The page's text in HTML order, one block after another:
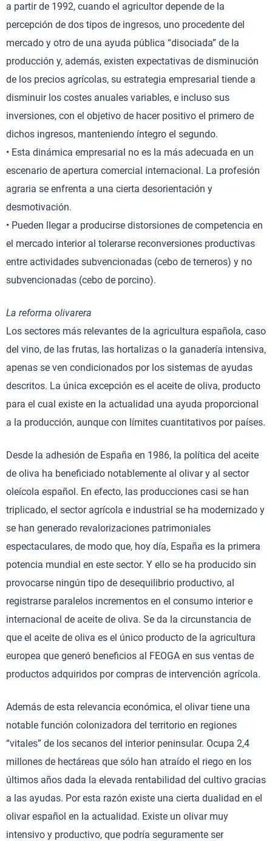
a partir de 1992, cuando el agricultor depende de la
percepción de dos tipos de ingresos, uno procedente del
mercado y otro de una ayuda pública “disociada” de la
producción y, además, existen expectativas de disminución
de los precios agrícolas, su estrategia empresarial tiende a
disminuir los costes anuales variables, e incluso sus
inversiones, con el objetivo de hacer positivo el primero de
dichos ingresos, manteniendo íntegro el segundo.
• Esta dinámica empresarial no es la más adecuada en un
escenario de apertura comercial internacional. La profesión
agraria se enfrenta a una cierta desorientación y
desmotivación.
• Pueden llegar a producirse distorsiones de competencia en
el mercado interior al tolerarse reconversiones productivas
entre actividades subvencionadas (cebo de terneros) y no
subvencionadas (cebo de porcino).
La reforma olivarera
Los sectores más relevantes de la agricultura española, caso
del vino, de las frutas, las hortalizas o la ganadería intensiva,
apenas se ven condicionados por los sistemas de ayudas
descritos. La única excepción es el aceite de oliva, producto
para el cual existe en la actualidad una ayuda proporcional
a la producción, aunque con límites cuantitativos por países.
Desde la adhesión de España en 1986, la política del aceite
de oliva ha beneficiado notablemente al olivar y al sector
oleícola español. En efecto, las producciones casi se han
triplicado, el sector agrícola e industrial se ha modernizado y
se han generado revalorizaciones patrimoniales
espectaculares, de modo que, hoy día, España es la primera
potencia mundial en este sector. Y ello se ha producido sin
provocarse ningún tipo de desequilibrio productivo, al
registrarse paralelos incrementos en el consumo interior e
internacional de aceite de oliva. Se da la circunstancia de
que el aceite de oliva es el único producto de la agricultura
europea que generó beneficios al FEOGA en sus ventas de
productos adquiridos por compras de intervención agrícola.
Además de esta relevancia económica, el olivar tiene una
notable función colonizadora del territorio en regiones
“vitales” de los secanos del interior peninsular. Ocupa 2,4
millones de hectáreas que sólo han atraído el riego en los
últimos años dada la elevada rentabilidad del cultivo gracias
a las ayudas. Por esta razón existe una cierta dualidad en el
olivar español en la actualidad. Existe un olivar muy
intensivo y productivo, que podría seguramente ser